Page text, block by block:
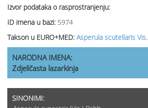
Izvor podataka o rasprostranjenju:
ID imena u bazi: 5974
Takson u EURO+MED: Asperula scutellaris Vis.
NARODNA IMENA:
Zdjeličasta lazarkinja
SINONIMI: